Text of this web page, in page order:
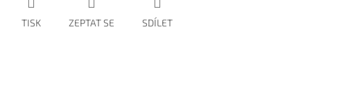
TISK ZEPTAT SE SDÍLET